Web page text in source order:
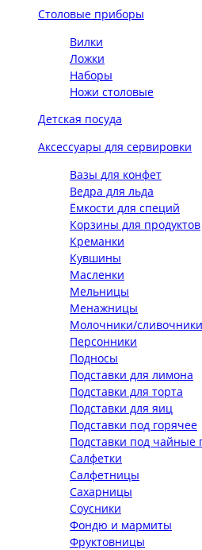
Столовые приборы
Вилки
Ложки
Наборы
Ножи столовые
Детская посуда
Аксессуары для сервировки
Вазы для конфет
Ведра для льда
Ёмкости для специй
Корзины для продуктов
Креманки
Кувшины
Масленки
Мельницы
Менажницы
Молочники/сливочники
Персонники
Подносы
Подставки для лимона
Подставки для торта
Подставки для яиц
Подставки под горячее
Подставки под чайные
Салфетки
Салфетницы
Сахарницы
Соусники
Фондю и мармиты
Фруктовницы